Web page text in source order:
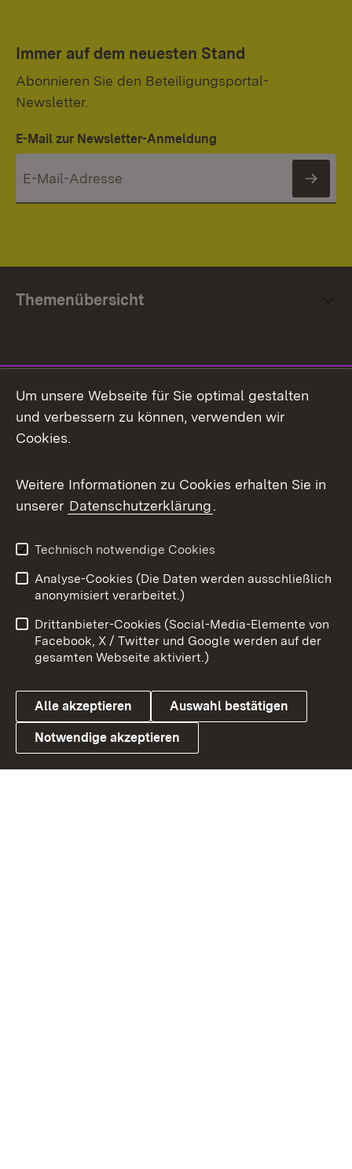
Immer auf dem neuesten Stand
Abonnieren Sie den Beteiligungsportal-
Newsletter.
E-Mail zur Newsletter-Anmeldung
Themenübersicht
Facebook
X / Twitter
Youtube
Link zum Landesportal
Impressum
Kontakt
Barrierefreiheit
Datenschutz
Cookies
Um unsere Webseite für Sie optimal gestalten
und verbessern zu können, verwenden wir
Cookies.
Weitere Informationen zu Cookies erhalten Sie in
unserer Datenschutzerklärung.
Technisch notwendige Cookies
Analyse-Cookies (Die Daten werden ausschließlich
anonymisiert verarbeitet.)
Drittanbieter-Cookies (Social-Media-Elemente von
Facebook, X / Twitter und Google werden auf der
gesamten Webseite aktiviert.)
Alle akzeptieren Auswahl bestätigen
Notwendige akzeptieren